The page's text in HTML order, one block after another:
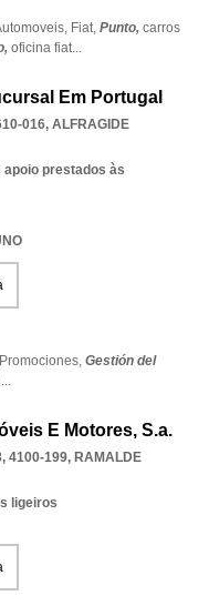
Fiat, Punto, carros
oficina fiat...
Em Portugal
016, ALFRAGIDE
prestados às
Promociones, Gestión del
...
E Motores, S.a.
4100-199, RAMALDE
ligeiros